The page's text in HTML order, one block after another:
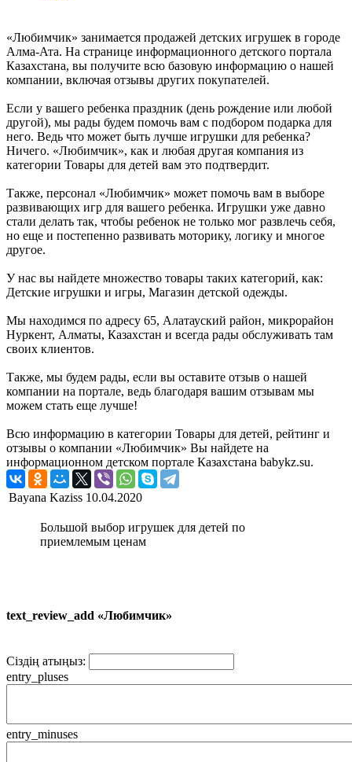
«Любимчик» занимается продажей детских игрушек в городе
Алма-Ата. На странице информационного детского портала
Казахстана, вы получите всю базовую информацию о нашей
компании, включая отзывы других покупателей.
Если у вашего ребенка праздник (день рождение или любой
другой), мы рады будем помочь вам с подбором подарка для
него. Ведь что может быть лучше игрушки для ребенка?
Ничего. «Любимчик», как и любая другая компания из
категории Товары для детей вам это подтвердит.
Также, персонал «Любимчик» может помочь вам в выборе
развивающих игр для вашего ребенка. Игрушки уже давно
стали делать так, чтобы ребенок не только мог развлечь себя,
но еще и постепенно развивать моторику, логику и многое
другое.
У нас вы найдете множество товары таких категорий, как:
Детские игрушки и игры, Магазин детской одежды.
Мы находимся по адресу 65, Алатауский район, микрорайон
Нуркент, Алматы, Казахстан и всегда рады обслуживать там
своих клиентов.
Также, мы будем рады, если вы оставите отзыв о нашей
компании на портале, ведь благодаря вашим отзывам мы
можем стать еще лучше!
Всю информацию в категории Товары для детей, рейтинг и
отзывы о компании «Любимчик» Вы найдете на
информационном детском портале Казахстана babykz.su.
Bayana Kaziss 10.04.2020
Большой выбор игрушек для детей по
приемлемым ценам
text_review_add «Любимчик»
Сіздің атыңыз:
entry_pluses
entry_minuses